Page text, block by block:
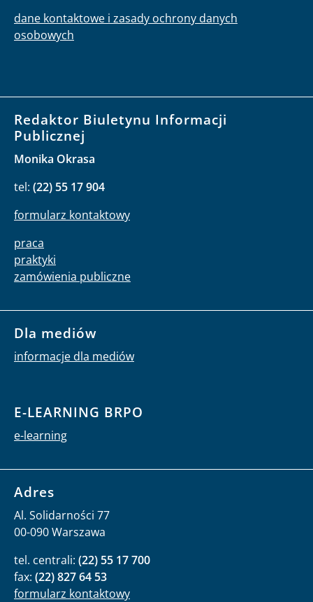
dane kontaktowe i zasady ochrony danych
osobowych
Redaktor Biuletynu Informacji
Publicznej
Monika Okrasa
tel: (22) 55 17 904
formularz kontaktowy
praca
praktyki
zamówienia publiczne
Dla mediów
informacje dla mediów
E-LEARNING BRPO
e-learning
Adres
Al. Solidarności 77
00-090 Warszawa
tel. centrali: (22) 55 17 700
fax: (22) 827 64 53
formularz kontaktowy